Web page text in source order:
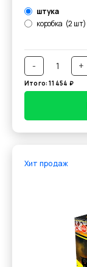
штука
коробка (2 шт)
- +
Итого:11 454 ₽
Хит продаж